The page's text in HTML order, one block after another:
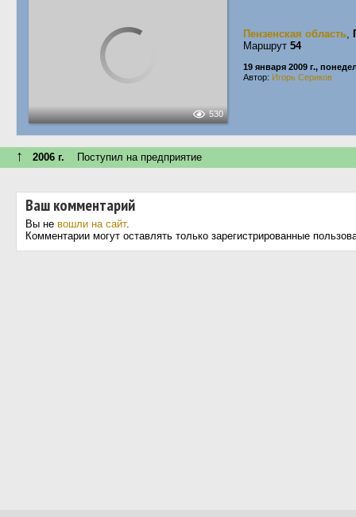
530
Пензенская область,
Маршрут 54
19 января 2009 г.,
Автор: Игорь Сериков
↑ 2006 г. Поступил на предприятие
Ваш комментарий
Вы не вошли на сайт.
Комментарии могут оставлять только зарегистрированные